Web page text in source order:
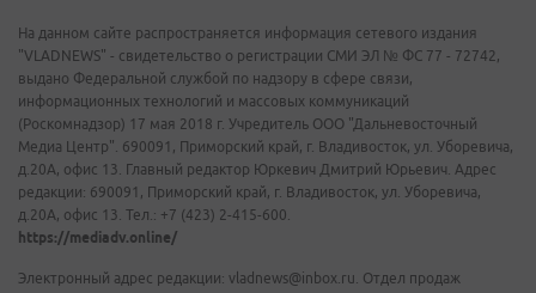
На данном сайте распространяется информация сетевого издания
"VLADNEWS" - свидетельство о регистрации СМИ ЭЛ № ФС 77 - 72742,
выдано Федеральной службой по надзору в сфере связи,
информационных технологий и массовых коммуникаций
(Роскомнадзор) 17 мая 2018 г. Учредитель ООО "Дальневосточный
Медиа Центр". 690091, Приморский край, г. Владивосток, ул. Уборевича,
д.20А, офис 13. Главный редактор Юркевич Дмитрий Юрьевич. Адрес
редакции: 690091, Приморский край, г. Владивосток, ул. Уборевича,
д.20А, офис 13. Тел.: +7 (423) 2-415-600.
https://mediadv.online/
Электронный адрес редакции: vladnews@inbox.ru. Отдел продаж